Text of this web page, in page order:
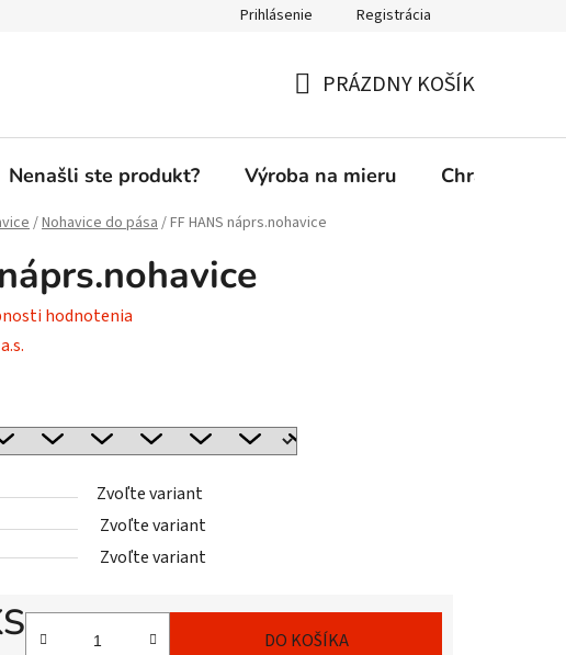
Prihlásenie Registrácia
KOŠÍK
PRÁZDNY KOŠÍK
Nenašli ste produkt? Výroba na mieru Chránená
/Nohavice do pása/FF HANS náprs.nohavice
hodnotenia
Zvoľte variant
Zvoľte variant
Zvoľte variant
DO KOŠÍKA